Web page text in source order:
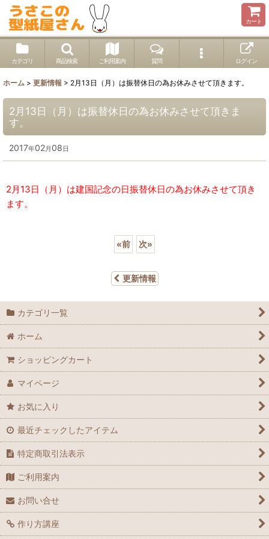
カート
カテゴリ 商品検索 ご利用案内 質問 ログイン
ホーム > 更新情報 > 2月13日（月）は振替休日の為お休みさせて頂きます。
2月13日（月）は振替休日の為お休みさせて頂きま
す。
2017年02月 08日
2月13日（月）は建国記念の日振替休日の為お休みさせて頂き
ます。
«前 次»
更新情報
カテゴリ一覧
ホーム
ショッピングカート
マイページ
お気に入り
最近チェックしたアイテム
特定商取引法表示
ご利用案内
お問い合せ
作り方講座